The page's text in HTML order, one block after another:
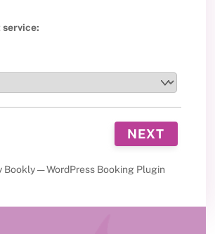
service:
NEXT
Bookly—WordPress Booking Plugin